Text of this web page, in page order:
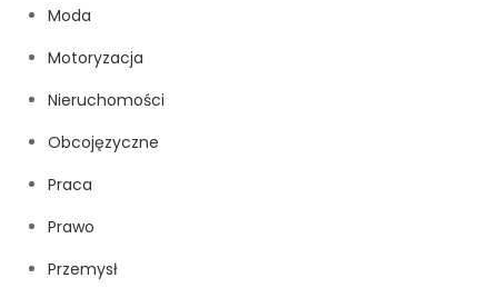
Moda
Motoryzacja
Nieruchomości
Obcojęzyczne
Praca
Prawo
Przemysł